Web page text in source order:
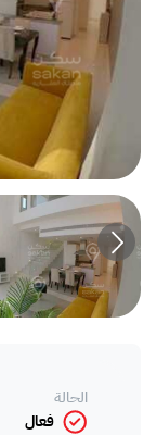
الحالة
فعال